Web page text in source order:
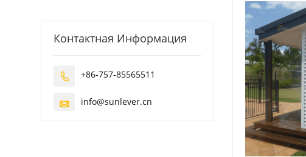
Контактная Информация
 +86-757-85565511
 info@sunlever.cn